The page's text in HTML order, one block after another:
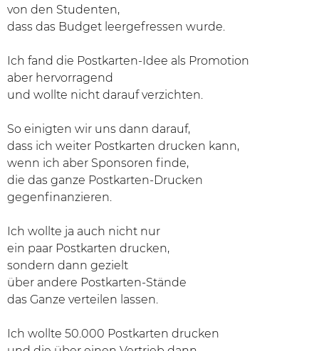
von den Studenten,
dass das Budget leergefressen wurde.
Ich fand die Postkarten-Idee als Promotion
aber hervorragend
und wollte nicht darauf verzichten.
So einigten wir uns dann darauf,
dass ich weiter Postkarten drucken kann,
wenn ich aber Sponsoren finde,
die das ganze Postkarten-Drucken
gegenfinanzieren.
Ich wollte ja auch nicht nur
ein paar Postkarten drucken,
sondern dann gezielt
über andere Postkarten-Stände
das Ganze verteilen lassen.
Ich wollte 50.000 Postkarten drucken